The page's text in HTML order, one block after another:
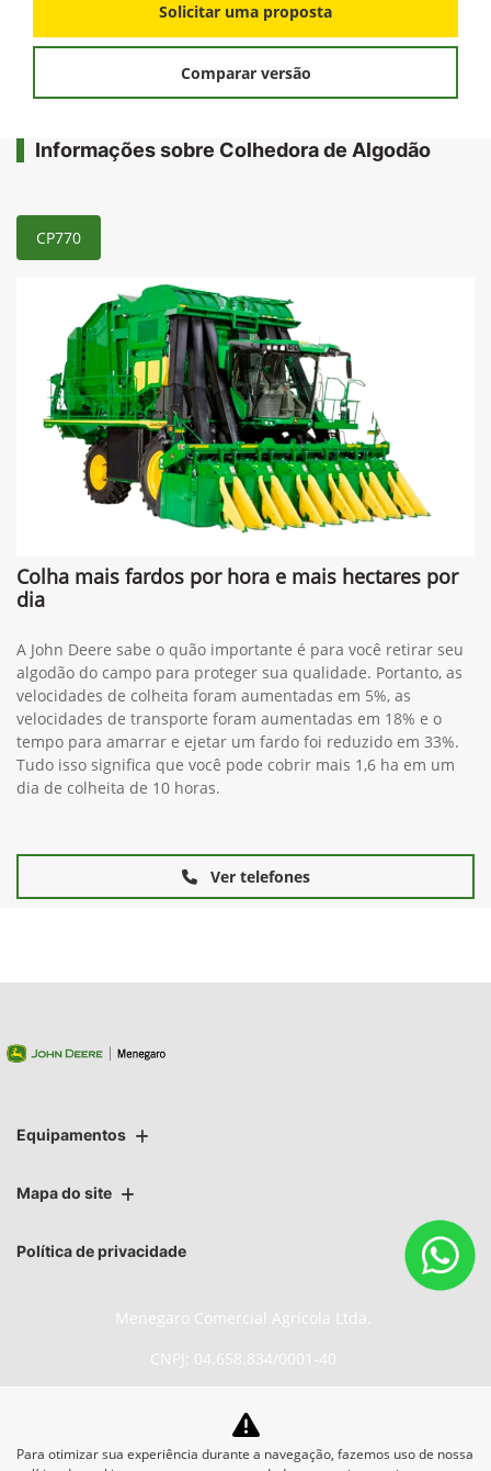
Solicitar uma proposta
Comparar versão
Informações sobre Colhedora de Algodão
CP770
Colha mais fardos por hora e mais hectares por
dia
A John Deere sabe o quão importante é para você retirar seu
algodão do campo para proteger sua qualidade. Portanto, as
velocidades de colheita foram aumentadas em 5%, as
velocidades de transporte foram aumentadas em 18% e o
tempo para amarrar e ejetar um fardo foi reduzido em 33%.
Tudo isso significa que você pode cobrir mais 1,6 ha em um
dia de colheita de 10 horas.
Ver telefones
Equipamentos
Mapa do site
Política de privacidade
Menegaro Comercial Agrícola Ltda.
CNPJ: 04.658.834/0001-40
No trânsito, enxergar o outro salva
Para otimizar sua experiência durante a navegação, fazemos uso de nossa